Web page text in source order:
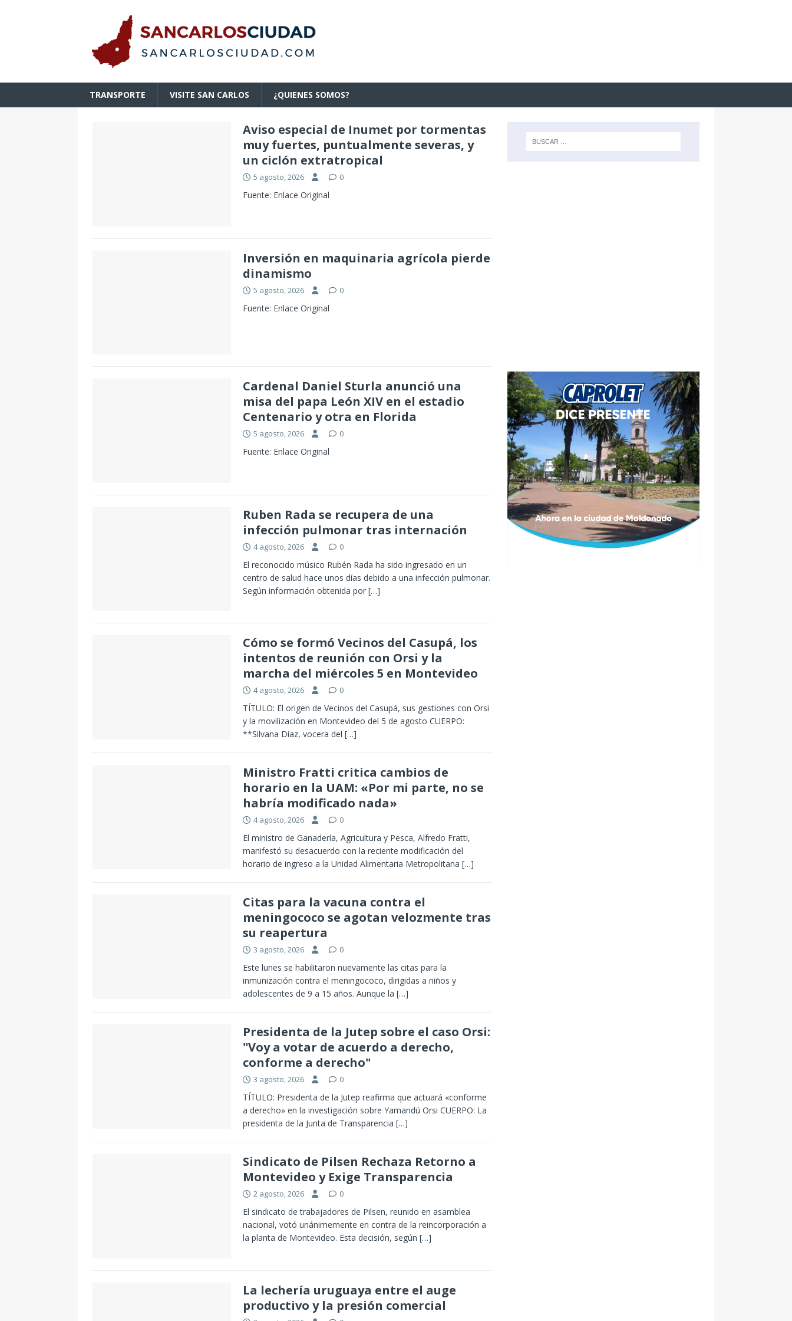
TRANSPORTE VISITE SAN CARLOS ¿QUIENES SOMOS?
Aviso especial de Inumet por tormentas
muy fuertes, puntualmente severas, y
un ciclón extratropical
5 agosto, 2026 0
Fuente: Enlace Original
Inversión en maquinaria agrícola pierde
dinamismo
5 agosto, 2026 0
Fuente: Enlace Original
Cardenal Daniel Sturla anunció una
misa del papa León XIV en el estadio
Centenario y otra en Florida
5 agosto, 2026 0
Fuente: Enlace Original
Ruben Rada se recupera de una
infección pulmonar tras internación
4 agosto, 2026 0
El reconocido músico Rubén Rada ha sido ingresado en un
centro de salud hace unos días debido a una infección pulmonar.
Según información obtenida por […]
Cómo se formó Vecinos del Casupá, los
intentos de reunión con Orsi y la
marcha del miércoles 5 en Montevideo
4 agosto, 2026 0
TÍTULO: El origen de Vecinos del Casupá, sus gestiones con Orsi
y la movilización en Montevideo del 5 de agosto CUERPO:
**Silvana Díaz, vocera del […]
Ministro Fratti critica cambios de
horario en la UAM: «Por mi parte, no se
habría modificado nada»
4 agosto, 2026 0
El ministro de Ganadería, Agricultura y Pesca, Alfredo Fratti,
manifestó su desacuerdo con la reciente modificación del
horario de ingreso a la Unidad Alimentaria Metropolitana […]
Citas para la vacuna contra el
meningococo se agotan velozmente tras
su reapertura
3 agosto, 2026 0
Este lunes se habilitaron nuevamente las citas para la
inmunización contra el meningococo, dirigidas a niños y
adolescentes de 9 a 15 años. Aunque la […]
Presidenta de la Jutep sobre el caso Orsi:
"Voy a votar de acuerdo a derecho,
conforme a derecho"
3 agosto, 2026 0
TÍTULO: Presidenta de la Jutep reafirma que actuará «conforme
a derecho» en la investigación sobre Yamandú Orsi CUERPO: La
presidenta de la Junta de Transparencia […]
Sindicato de Pilsen Rechaza Retorno a
Montevideo y Exige Transparencia
2 agosto, 2026 0
El sindicato de trabajadores de Pilsen, reunido en asamblea
nacional, votó unánimemente en contra de la reincorporación a
la planta de Montevideo. Esta decisión, según […]
La lechería uruguaya entre el auge
productivo y la presión comercial